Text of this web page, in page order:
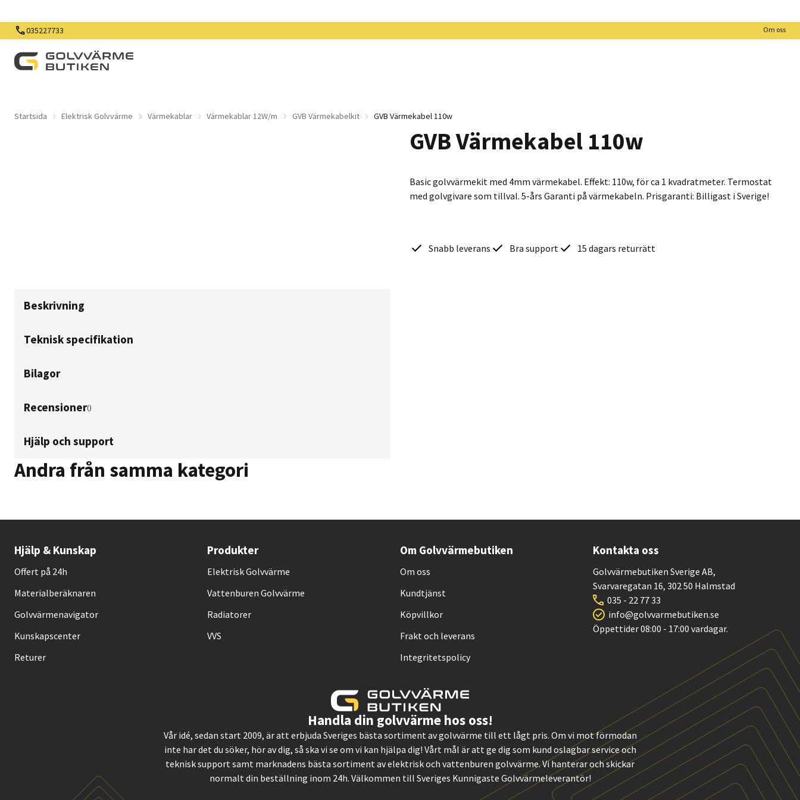
035227733 Om oss
Startsida Elektrisk Golvvärme Värmekablar Värmekablar 12W/m GVB Värmekabelkit GVB Värmekabel 110w
GVB Värmekabel 110w
Basic golvvärmekit med 4mm värmekabel. Effekt: 110w, för ca 1 kvadratmeter. Termostat
med golvgivare som tillval. 5-års Garanti på värmekabeln. Prisgaranti: Billigast i Sverige!
Snabb leverans Bra support 15 dagars returrätt
Beskrivning
Teknisk specifikation
Bilagor
Recensioner()
Hjälp och support
Andra från samma kategori
Hjälp & Kunskap
Offert på 24h
Materialberäknaren
Golvvärmenavigator
Kunskapscenter
Returer
Produkter
Elektrisk Golvvärme
Vattenburen Golvvärme
Radiatorer
VVS
Om Golvvärmebutiken
Om oss
Kundtjänst
Köpvillkor
Frakt och leverans
Integritetspolicy
Kontakta oss
Golvvärmebutiken Sverige AB,
Svarvaregatan 16, 302 50 Halmstad
035 - 22 77 33
info@golvvarmebutiken.se
Öppettider 08:00 - 17:00 vardagar.
Handla din golvvärme hos oss!
Vår idé, sedan start 2009, är att erbjuda Sveriges bästa sortiment av golvvärme till ett lågt pris. Om vi mot förmodan
inte har det du söker, hör av dig, så ska vi se om vi kan hjälpa dig! Vårt mål är att ge dig som kund oslagbar service och
teknisk support samt marknadens bästa sortiment av elektrisk och vattenburen golvvärme. Vi hanterar och skickar
normalt din beställning inom 24h. Välkommen till Sveriges Kunnigaste Golvvärmeleverantör!